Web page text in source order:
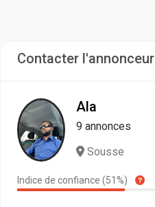
Contacter l'annonceur
Ala
9 annonces
Sousse
Indice de confiance (51%)